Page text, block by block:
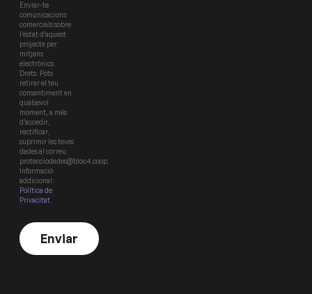
Enviar-te
comunicacions
comercials sobre
l’estat d’aquest
projecte per
mitjans
electrònics.
Drets: Pots
retirar el teu
consentiment en
qualsevol
moment, a més
d’accedir,
rectificar,
suprimir les teves
dades al correu:
protecciodades@bloc4.coop.
Informació
addicional:
Política de
Privacitat
Enviar